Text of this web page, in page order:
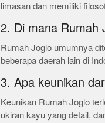
limasan dan memiliki
2. Di mana Rumah
Rumah Joglo umumnya
beberapa daerah lain di
3. Apa keunikan
Keunikan Rumah Joglo
ukiran kayu yang detail,